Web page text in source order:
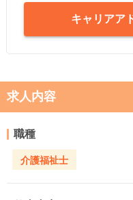
キャリアア
求人内容
職種
介護福祉士